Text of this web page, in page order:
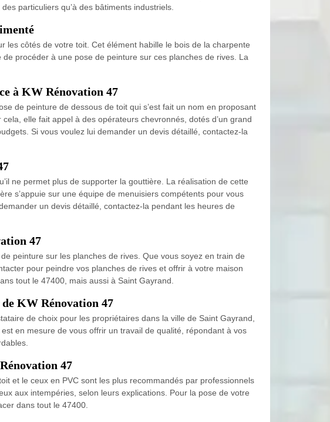
particuliers qu’à des bâtiments industriels.
les côtés de votre toit. Cet élément habille le bois de la charpente
procéder à une pose de peinture sur ces planches de rives. La
à KW Rénovation 47
de peinture de dessous de toit qui s’est fait un nom en proposant
elle fait appel à des opérateurs chevronnés, dotés d’un grand
Si vous voulez lui demander un devis détaillé, contactez-la
ne permet plus de supporter la gouttière. La réalisation de cette
s’appuie sur une équipe de menuisiers compétents pour vous
un devis détaillé, contactez-la pendant les heures de
47
peinture sur les planches de rives. Que vous soyez en train de
pour peindre vos planches de rives et offrir à votre maison
tout le 47400, mais aussi à Saint Gayrand.
de KW Rénovation 47
de choix pour les propriétaires dans la ville de Saint Gayrand,
en mesure de vous offrir un travail de qualité, répondant à vos
47
et le ceux en PVC sont les plus recommandés par professionnels
aux intempéries, selon leurs explications. Pour la pose de votre
dans tout le 47400.